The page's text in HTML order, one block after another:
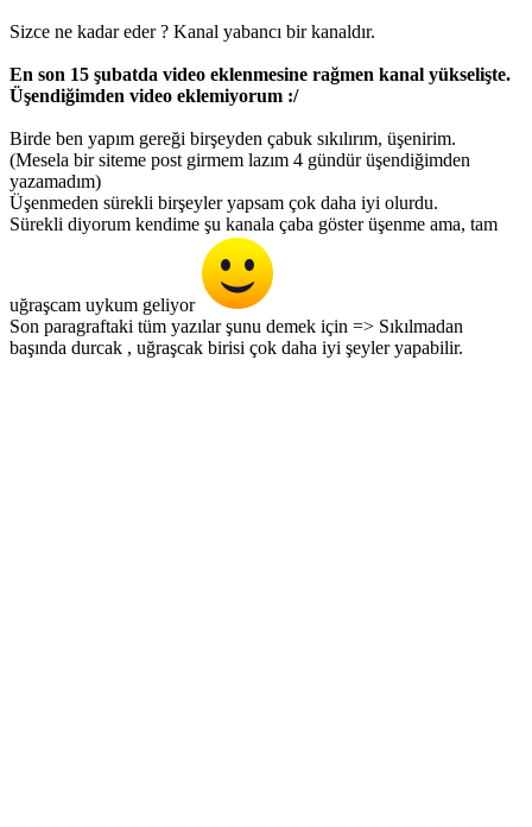
Sizce ne kadar eder ? Kanal yabancı bir kanaldır.
En son 15 şubatda video eklenmesine rağmen kanal yükselişte.
Üşendiğimden video eklemiyorum :/
Birde ben yapım gereği birşeyden çabuk sıkılırım, üşenirim.
(Mesela bir siteme post girmem lazım 4 gündür üşendiğimden
yazamadım)
Üşenmeden sürekli birşeyler yapsam çok daha iyi olurdu.
Sürekli diyorum kendime şu kanala çaba göster üşenme ama, tam
uğraşcam uykum geliyor
Son paragraftaki tüm yazılar şunu demek için => Sıkılmadan
başında durcak , uğraşcak birisi çok daha iyi şeyler yapabilir.